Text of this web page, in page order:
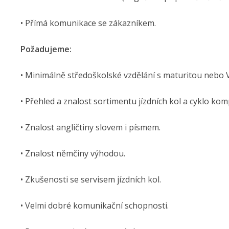
• Přímá komunikace se zákazníkem.
Požadujeme:
• Minimálně středoškolské vzdělání s maturitou nebo
• Přehled a znalost sortimentu jízdních kol a cyklo
• Znalost angličtiny slovem i písmem.
• Znalost němčiny výhodou.
• Zkušenosti se servisem jízdních kol.
• Velmi dobré komunikační schopnosti.